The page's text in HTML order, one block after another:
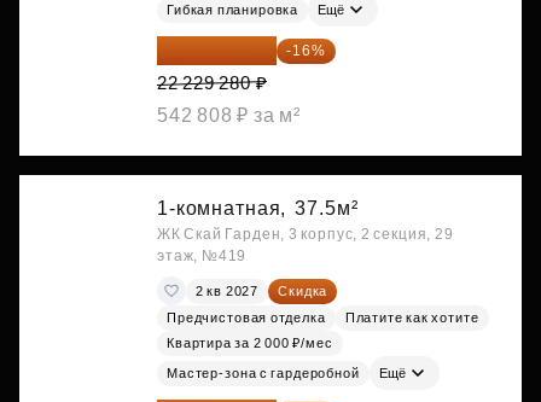
Гибкая планировка Ещё
18 672 595 ₽ -16%
22 229 280 ₽
542 808 ₽ за м²
1-комнатная, 37.5м²
ЖК Скай Гарден, 3 корпус, 2 секция, 29
этаж, №419
2 кв 2027
Скидка
Предчистовая отделка
Платите как хотите
Квартира за 2 000 ₽/мес
Мастер-зона с гардеробной Ещё